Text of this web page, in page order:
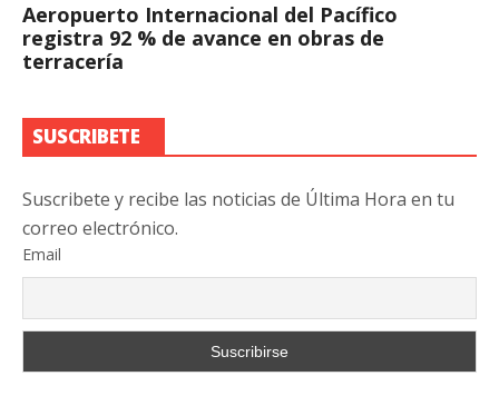
Aeropuerto Internacional del Pacífico
registra 92 % de avance en obras de
terracería
SUSCRIBETE
Suscribete y recibe las noticias de Última Hora en tu
correo electrónico.
Email